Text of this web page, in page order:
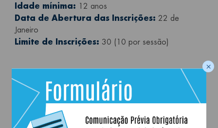
Idade mínima: 12 anos
Data de Abertura das Inscrições: 22 de
Janeiro
Limite de Inscrições: 30 (10 por sessão)
“Inscrições Esgotadas”
Última atualização:28.01.2026
×